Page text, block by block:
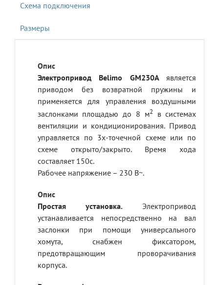
Схема подключения
Размеры
Электропривод Belimo GM230A является
приводом без возвратной пружины и
применяется для управления воздушными
заслонками площадью до 8 м2
в системах
вентиляции и кондиционирования. Привод
управляется по 3х-точечной схеме или по
схеме открыто/закрыто. Время хода
составляет 150с.
Рабочее напряжение – 230 В~.
Простая установка. Электропривод
устанавливается непосредственно на вал
заслонки при помощи универсального
хомута, снабжен фиксатором,
предотвращающим проворачивания
корпуса.